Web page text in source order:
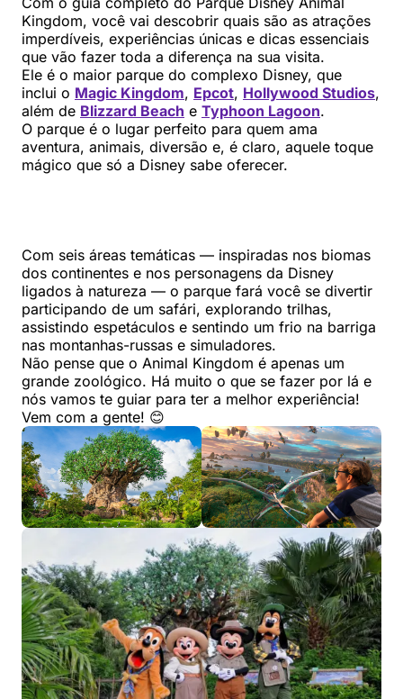
Kingdom, você vai descobrir quais são as atrações
imperdíveis, experiências únicas e dicas essenciais
que vão fazer toda a diferença na sua visita.
Ele é o maior parque do complexo Disney, que
inclui o Magic Kingdom, Epcot, Hollywood Studios,
além de Blizzard Beach e Typhoon Lagoon.
O parque é o lugar perfeito para quem ama
aventura, animais, diversão e, é claro, aquele toque
mágico que só a Disney sabe oferecer.
Com seis áreas temáticas — inspiradas nos biomas
dos continentes e nos personagens da Disney
ligados à natureza — o parque fará você se divertir
participando de um safári, explorando trilhas,
assistindo espetáculos e sentindo um frio na barriga
nas montanhas-russas e simuladores.
Não pense que o Animal Kingdom é apenas um
grande zoológico. Há muito o que se fazer por lá e
nós vamos te guiar para ter a melhor experiência!
Vem com a gente! 😊